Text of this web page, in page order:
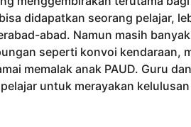
didapatkan seorang pelajar,
abad. Namun masih
seperti konvoi kendaraan,
memalak anak PAUD. Guru
untuk merayakan